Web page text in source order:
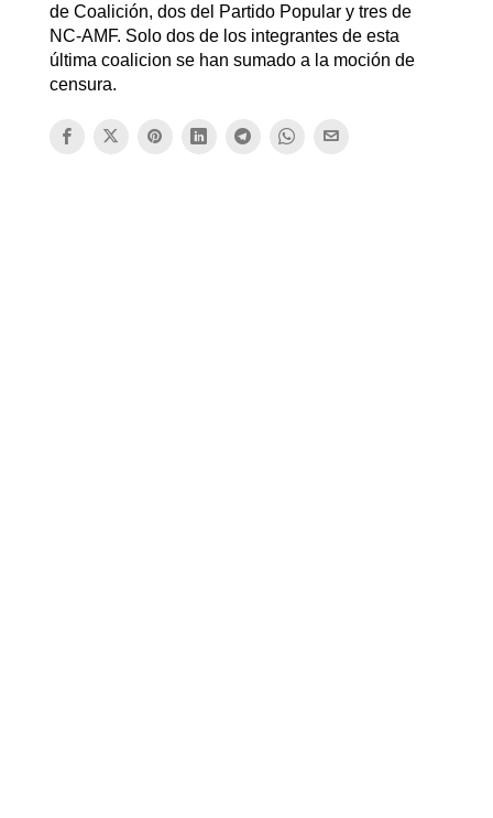
de Coalición, dos del Partido Popular y tres de
NC-AMF. Solo dos de los integrantes de esta
última coalicion se han sumado a la moción de
censura.